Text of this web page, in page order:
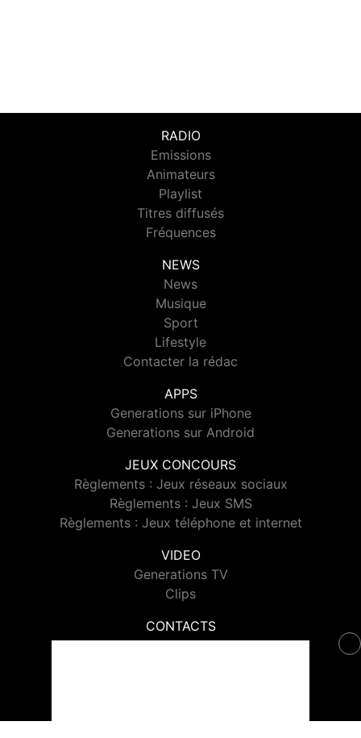
RADIO
Emissions
Animateurs
Playlist
Titres diffusés
Fréquences
NEWS
News
Musique
Sport
Lifestyle
Contacter la rédac
APPS
Generations sur iPhone
Generations sur Android
JEUX CONCOURS
Règlements : Jeux réseaux sociaux
Règlements : Jeux SMS
Règlements : Jeux téléphone et internet
VIDEO
Generations TV
Clips
CONTACTS
Contacter Generations